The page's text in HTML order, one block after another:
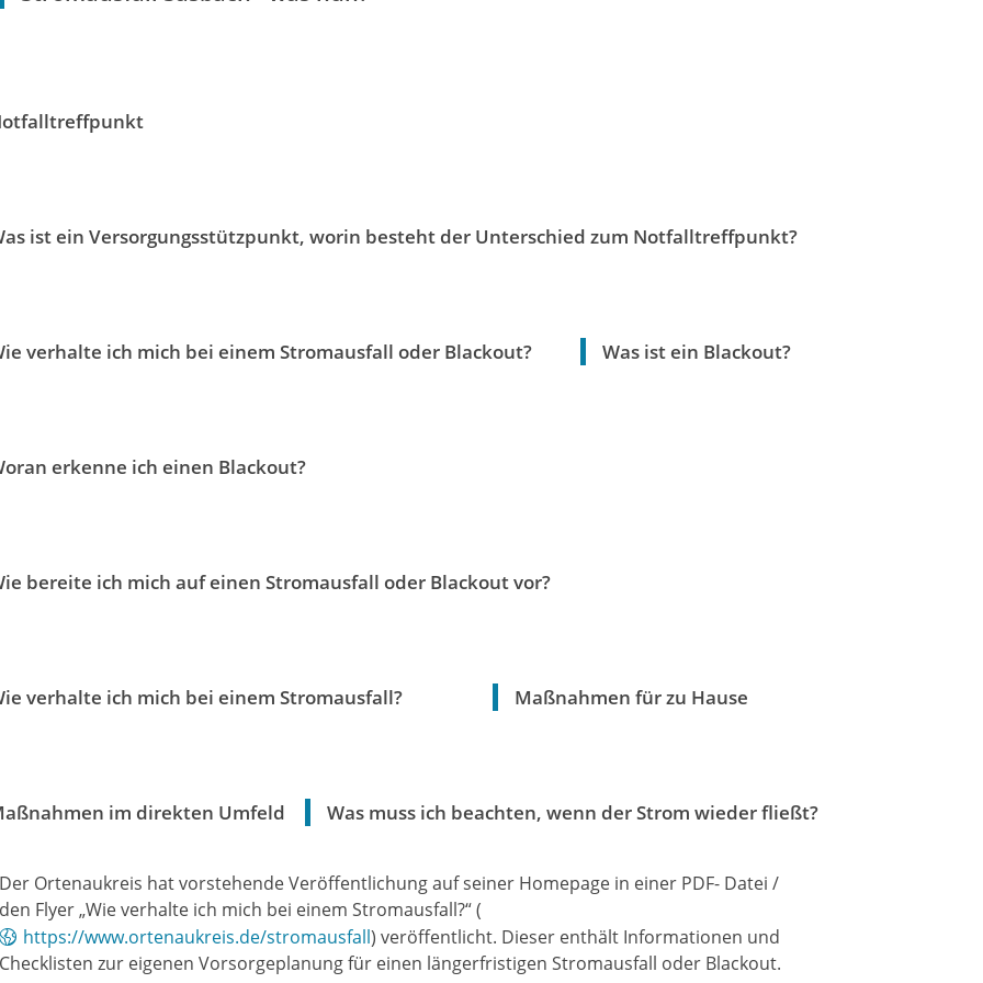
ist ein Versorgungsstützpunkt, worin besteht der Unterschied zum Notfalltreffpunkt?
verhalte ich mich bei einem Stromausfall oder Blackout? Was ist ein Blackout?
erkenne ich einen Blackout?
bereite ich mich auf einen Stromausfall oder Blackout vor?
verhalte ich mich bei einem Stromausfall? Maßnahmen für zu Hause
im direkten Umfeld Was muss ich beachten, wenn der Strom wieder fließt?
Der Ortenaukreis hat vorstehende Veröffentlichung auf seiner Homepage in einer PDF- Datei /
den Flyer „Wie verhalte ich mich bei einem Stromausfall?“ (
https://www.ortenaukreis.de/stromausfall) veröffentlicht. Dieser enthält Informationen und
Checklisten zur eigenen Vorsorgeplanung für einen längerfristigen Stromausfall oder Blackout.